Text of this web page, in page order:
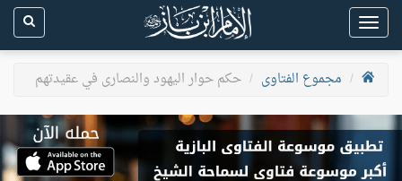
Toggle
navigation
مجموع الفتاوى
حكم حوار اليهود والنصارى في عقيدتهم